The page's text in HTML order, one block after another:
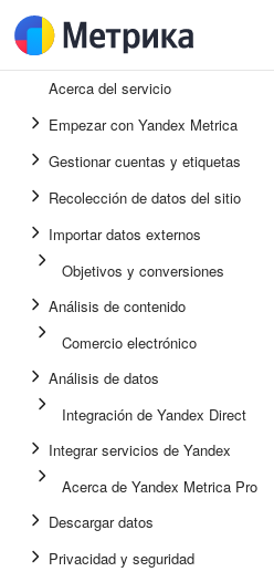
Acerca del servicio
Empezar con Yandex Metrica
Gestionar cuentas y etiquetas
Recolección de datos del sitio
Importar datos externos
Objetivos y conversiones
Análisis de contenido
Comercio electrónico
Análisis de datos
Integración de Yandex Direct
Integrar servicios de Yandex
Acerca de Yandex Metrica Pro
Descargar datos
Privacidad y seguridad